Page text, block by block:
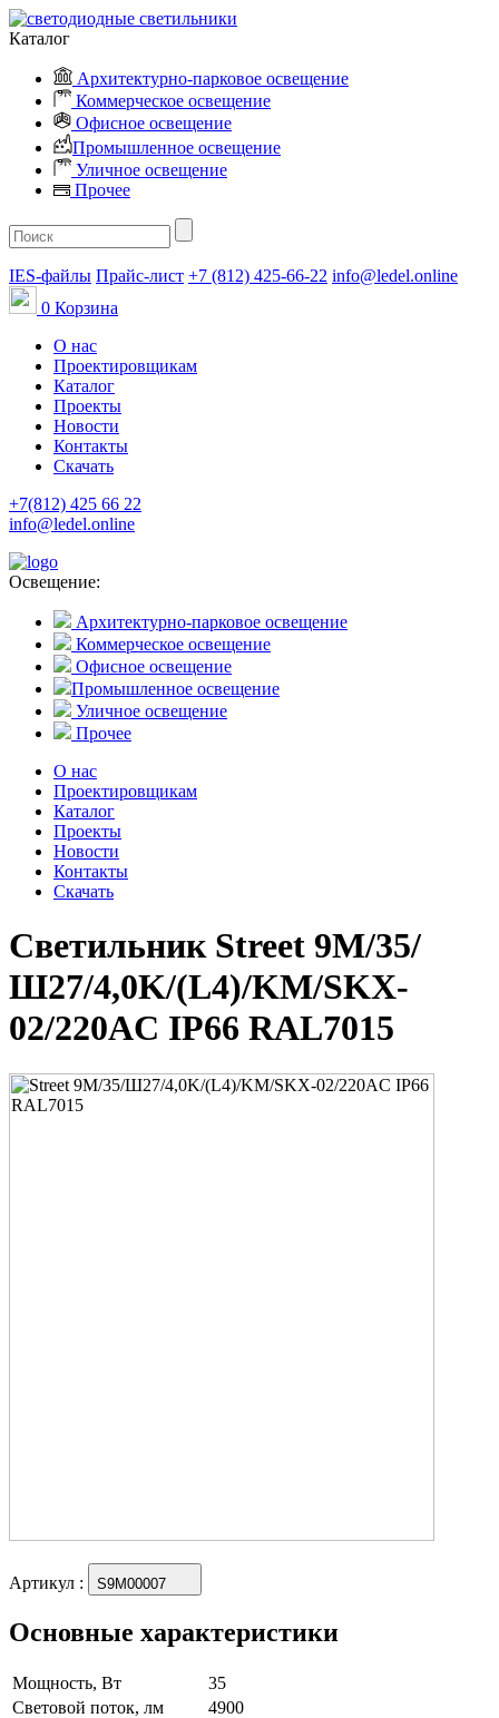
Каталог
Архитектурно-парковое освещение
Коммерческое освещение
Офисное освещение
Промышленное освещение
Уличное освещение
Прочее
IES-файлы Прайс-лист +7 (812) 425-66-22 info@ledel.online
0 Корзина
О нас
Проектировщикам
Каталог
Проекты
Новости
Контакты
Скачать
+7(812) 425 66 22
info@ledel.online
Освещение:
Архитектурно-парковое освещение
Коммерческое освещение
Офисное освещение
Промышленное освещение
Уличное освещение
Прочее
О нас
Проектировщикам
Каталог
Проекты
Новости
Контакты
Скачать
Светильник Street 9M/35/
Ш27/4,0K/(L4)/KM/SKX-
02/220AC IP66 RAL7015
Артикул : S9M00007
Основные характеристики
Мощность, Вт
35
Световой поток, лм
4900